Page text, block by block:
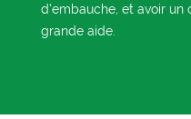
d'embauche, et avoir
grande aide.